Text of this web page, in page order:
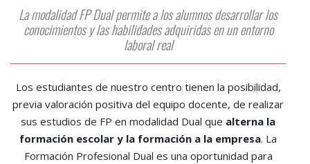
La modalidad FP Dual permite a los alumnos desarrollar los
conocimientos y las habilidades adquiridas en un entorno
laboral real
Los estudiantes de nuestro centro tienen la posibilidad,
previa valoración positiva del equipo docente, de realizar
sus estudios de FP en modalidad Dual que alterna la
formación escolar y la formación a la empresa. La
Formación Profesional Dual es una oportunidad para